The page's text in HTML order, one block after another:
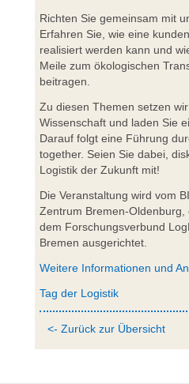
Richten Sie gemeinsam mit
Erfahren Sie, wie eine
realisiert werden kann und
Meile zum ökologischen
beitragen.
Zu diesen Themen setzen
Wissenschaft und laden Sie
Darauf folgt eine Führung
together. Seien Sie dabei,
Logistik der Zukunft mit!
Die Veranstaltung wird vom
Zentrum Bremen-
dem Forschungsverbund
Bremen ausgerichtet.
Weitere Informationen und
Tag der Logistik
<- Zurück zur Übersicht